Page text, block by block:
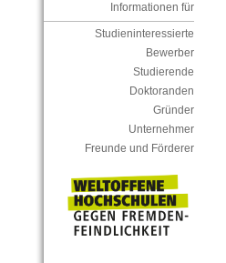
Informationen für
Studieninteressierte
Bewerber
Studierende
Doktoranden
Gründer
Unternehmer
Freunde und Förderer